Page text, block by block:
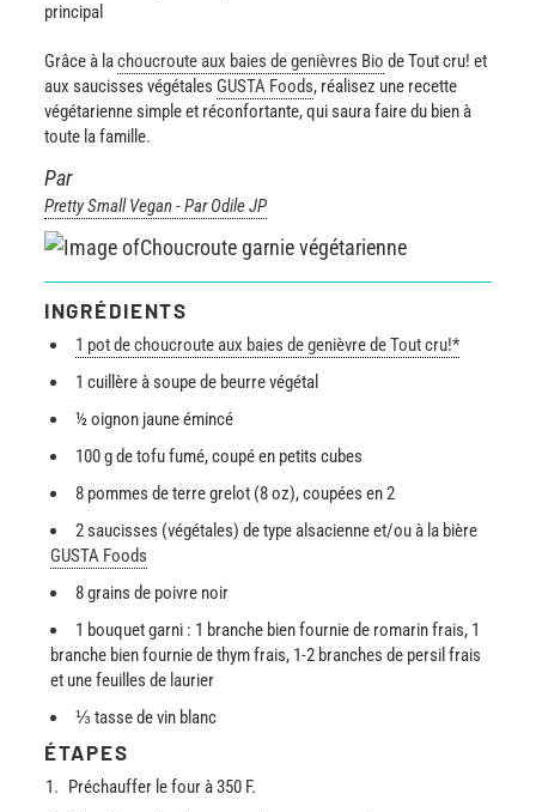
principal
Grâce à lachoucroute aux baies de genièvres Bio de Tout cru! et
aux saucisses végétales GUSTA Foods, réalisez une recette
végétarienne simple et réconfortante, qui saura faire du bien à
toute la famille.
Par
Pretty Small Vegan - Par Odile JP
INGRÉDIENTS
1 pot de choucroute aux baies de genièvre de Tout cru!*
1 cuillère à soupe de beurre végétal
½ oignon jaune émincé
100 g de tofu fumé, coupé en petits cubes
8 pommes de terre grelot (8 oz), coupées en 2
2 saucisses (végétales) de type alsacienne et/ou à la bière
GUSTA Foods
8 grains de poivre noir
1 bouquet garni : 1 branche bien fournie de romarin frais, 1
branche bien fournie de thym frais, 1-2 branches de persil frais
et une feuilles de laurier
⅓ tasse de vin blanc
ÉTAPES
Préchauffer le four à 350 F.